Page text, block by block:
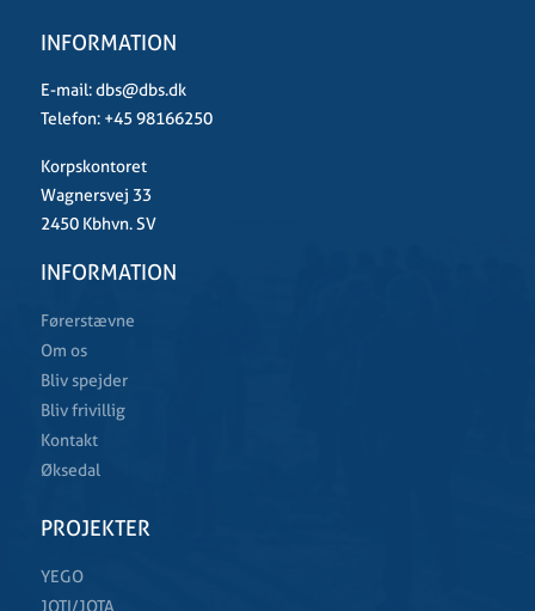
INFORMATION
E-mail:dbs@dbs.dk
Telefon: +45 98166250
Korpskontoret
Wagnersvej 33
2450 Kbhvn. SV
INFORMATION
Førerstævne
Om os
Bliv spejder
Bliv frivillig
Kontakt
Øksedal
PROJEKTER
YEGO
JOTI/JOTA